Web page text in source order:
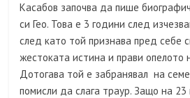
Касабов започва да пише
си Гео. Това е 3 години след
след като той признава пред себе
жестоката истина и прави опелото
Дотогава той е забранявал на
помисли да слага траур. Защо на